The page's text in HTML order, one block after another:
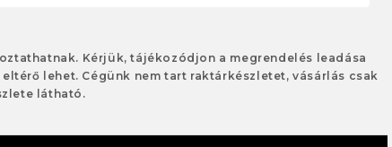
Kérjük, tájékozódjon a megrendelés leadása
lehet. Cégünk nem tart raktárkészletet, vásárlás csak
látható.